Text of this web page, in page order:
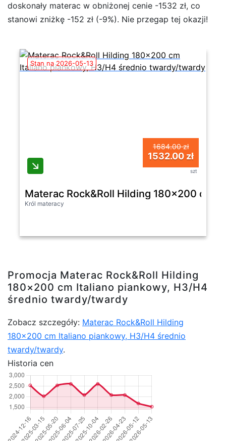
doskonały materac w obniżonej cenie -1532 zł, co
stanowi zniżkę -152 zł (-9%). Nie przegap tej okazji!
Stan na 2026-05-13
1684.00 zł
1532.00 zł
szt
Materac Rock&Roll Hilding 180x200 cm
Król materacy
Promocja Materac Rock&Roll Hilding
180×200 cm Italiano piankowy, H3/H4
średnio twardy/twardy
Zobacz szczegóły: Materac Rock&Roll Hilding
180×200 cm Italiano piankowy, H3/H4 średnio
twardy/twardy.
Historia cen